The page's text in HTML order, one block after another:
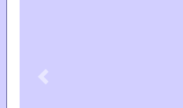
Previous